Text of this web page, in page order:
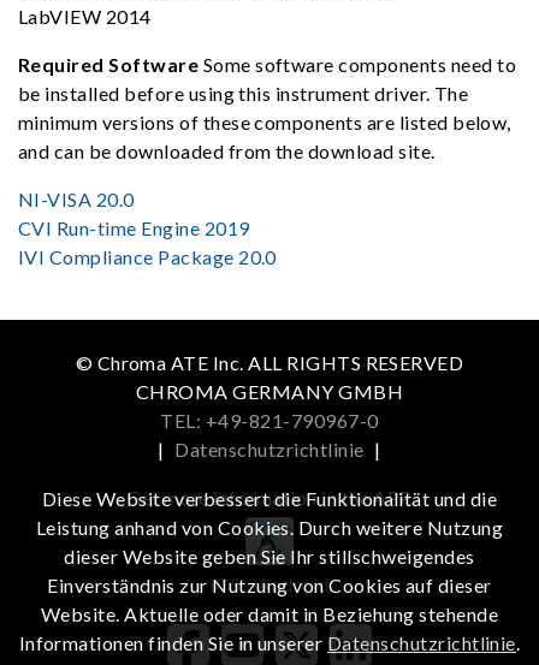
LabVIEW 2014
Required Software Some software components need to
be installed before using this instrument driver. The
minimum versions of these components are listed below,
and can be downloaded from the download site.
NI-VISA 20.0
CVI Run-time Engine 2019
IVI Compliance Package 20.0
© Chroma ATE Inc. ALL RIGHTS RESERVED
CHROMA GERMANY GMBH
TEL: +49-821-790967-0
| Datenschutzrichtlinie |
Get more information in the APP
iOS Android
Diese Website verbessert die Funktionalität und die
Leistung anhand von Cookies. Durch weitere Nutzung
dieser Website geben Sie Ihr stillschweigendes
Einverständnis zur Nutzung von Cookies auf dieser
Website. Aktuelle oder damit in Beziehung stehende
Informationen finden Sie in unserer Datenschutzrichtlinie.